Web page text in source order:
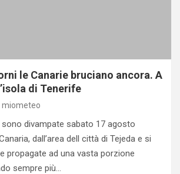
le Canarie bruciano ancora. A
di Tenerife
miometeo
divampate sabato 17 agosto
dall’area dell città di Tejeda e si
propagate ad una vasta porzione
sempre più…